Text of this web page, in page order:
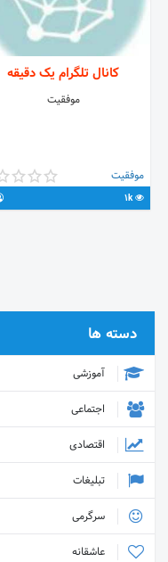
کانال تلگرام یک دقیقه
موفقیت
موفقیت
1k
دسته ها
آموزشی
اجتماعی
اقتصادی
تبلیغات
سرگرمی
عاشقانه